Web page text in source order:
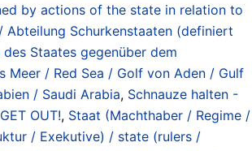
by actions of the state in relation to
Abteilung Schurkenstaaten (definiert
Staates gegenüber dem
Meer / Red Sea / Golf von Aden / Gulf
/ Saudi Arabia, Schnauze halten -
OUT!, Staat (Machthaber / Regime /
/ Exekutive) / state (rulers /